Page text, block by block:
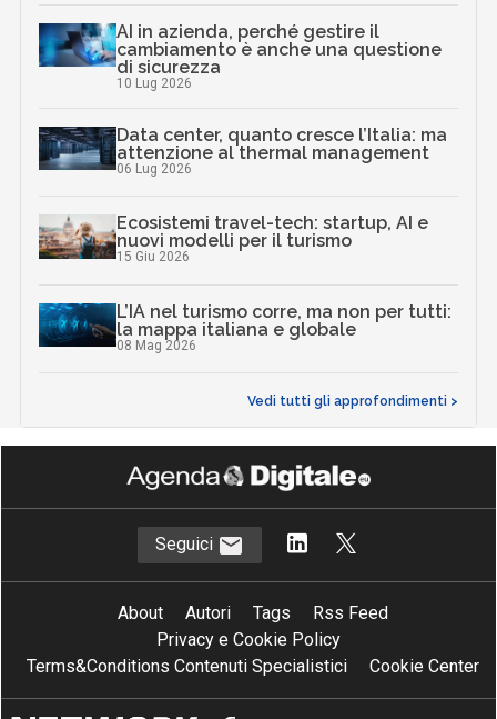
AI in azienda, perché gestire il
cambiamento è anche una questione
di sicurezza
10 Lug 2026
Data center, quanto cresce l’Italia: ma
attenzione al thermal management
06 Lug 2026
Ecosistemi travel-tech: startup, AI e
nuovi modelli per il turismo
15 Giu 2026
L’IA nel turismo corre, ma non per tutti:
la mappa italiana e globale
08 Mag 2026
Vedi tutti gli approfondimenti >
Seguici
About Autori Tags
Rss Feed
Privacy e Cookie Policy
Terms&Conditions Contenuti Specialistici
Cookie Center